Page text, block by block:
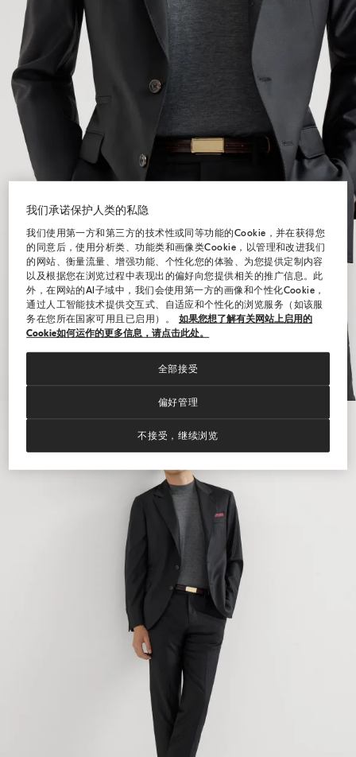
我们承诺保护人类的私隐
我们使用第一方和第三方的技术性或同等功能的Cookie，并在获得您
的同意后，使用分析类、功能类和画像类Cookie，以管理和改进我们
的网站、衡量流量、增强功能、个性化您的体验、为您提供定制内容
以及根据您在浏览过程中表现出的偏好向您提供相关的推广信息。此
外，在网站的AI子域中，我们会使用第一方的画像和个性化Cookie，
通过人工智能技术提供交互式、自适应和个性化的浏览服务（如该服
务在您所在国家可用且已启用）。
如果您想了解有关网站上启用的
Cookie如何运作的更多信息，请点击此处。
偏好管理
不接受，继续浏览
全部接受